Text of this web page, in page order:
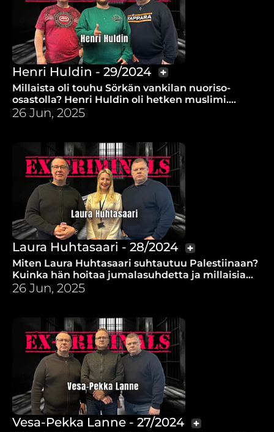
Henri Huldin - 29/2024
Millaista oli touhu Sörkän vankilan nuoriso-
osastolla? Henri Huldin oli hetken muslimi.
Millaista menoa se oli? Henkka tuli uskoon,
mutta miten?
26 Jun, 2025
Laura Huhtasaari - 28/2024
Miten Laura Huhtasaari suhtautuu Palestiinaan?
Kuinka hän hoitaa jumalasuhdetta ja millaisia
terveisiä hän lähettää vangeille?
26 Jun, 2025
Vesa-Pekka Lanne - 27/2024